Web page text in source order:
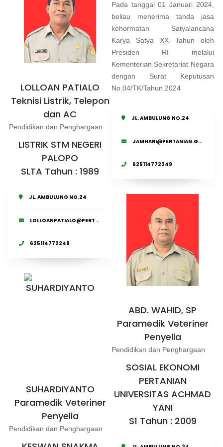
Pada tanggal 01 Januari 2024,
beliau menerima tanda jasa
kehormatan Satyalancana
Karya Satya XX Tahun oleh
Presiden RI melalui
Kementerian Sekretariat Negara
dengan Surat Keputusan
No.04/TK/Tahun 2024
JL. AMBULUNG NO.24
JAMHARI@PERTANIAN.GO.ID
625114772249
LOLLOAN PATIALO
Teknisi Listrik, Telepon
dan AC
Pendidikan dan Penghargaan
LISTRIK STM NEGERI
PALOPO
SLTA Tahun : 1989
JL. AMBULUNG NO.24
LOLLOANPATIALO@PERTANIAN.GO.ID
625114772249
ABD. WAHID, SP
Paramedik Veteriner
Penyelia
Pendidikan dan Penghargaan
SOSIAL EKONOMI
PERTANIAN
UNIVERSITAS ACHMAD
YANI
S1 Tahun : 2009
SUHARDIYANTO
Paramedik Veteriner
Penyelia
Pendidikan dan Penghargaan